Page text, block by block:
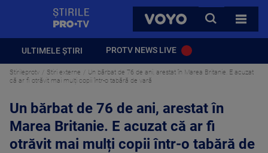
VOYO
CAUTA
TOATE
ULTIMELE ȘTIRI PROTV NEWS LIVE
Stirileprotv Stiri externe
Un bărbat de 76 de ani, arestat în Marea Britanie. E acuzat
că ar fi otrăvit mai mulți copii într-o tabără de vară
Un bărbat de 76 de ani, arestat în
Marea Britanie. E acuzat că ar fi
otrăvit mai mulți copii într-o tabără de